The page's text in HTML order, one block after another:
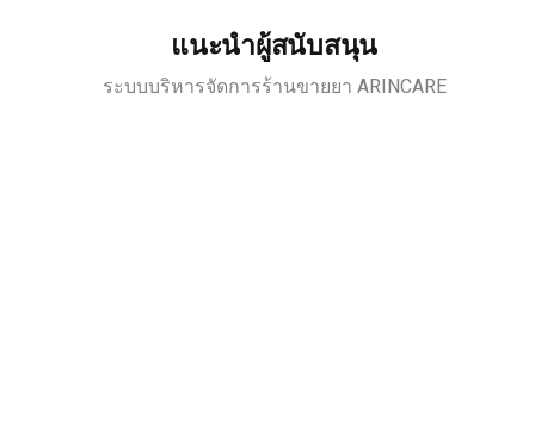
แนะนำผู้สนับสนุน
ระบบบริหารจัดการร้านขายยา ARINCARE